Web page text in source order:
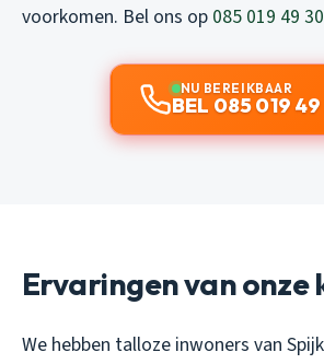
voorkomen. Bel ons op 085 019 49 30
NU BEREIKBAAR
BEL 085 019
Ervaringen van onze
We hebben talloze inwoners van